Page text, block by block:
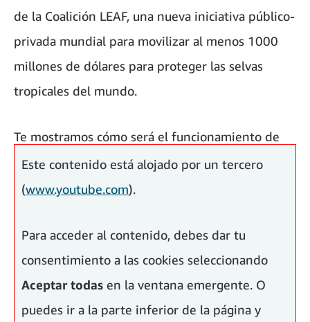
de la Coalición LEAF, una nueva iniciativa público-
privada mundial para movilizar al menos 1000
millones de dólares para proteger las selvas
tropicales del mundo.
Te mostramos cómo será el funcionamiento de
North Sea Farm 1 en el siguiente vídeo:
Este contenido está alojado por un tercero
(www.youtube.com).
Para acceder al contenido, debes dar tu
consentimiento a las cookies seleccionando
Aceptar todas en la ventana emergente. O
puedes ir a la parte inferior de la página y